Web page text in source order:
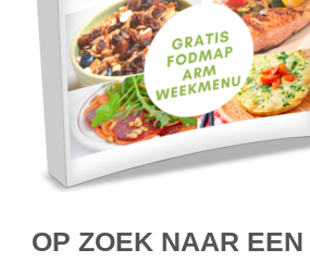
OP ZOEK NAAR